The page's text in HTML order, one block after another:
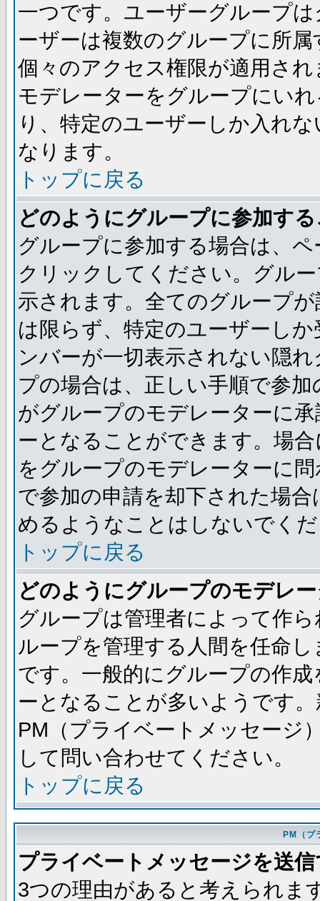
一つです。ユーザーグループ
ーザーは複数のグループに所
個々のアクセス権限が適用さ
モデレーターをグループにい
り、特定のユーザーしか入れ
なります。
トップに戻る
どのようにグループに参加す
グループに参加する場合は、
クリックしてください。グル
示されます。全てのグループ
は限らず、特定のユーザーし
ンバーが一切表示されない隠
プの場合は、正しい手順で参
がグループのモデレーターに
ーとなることができます。場
をグループのモデレーターに
で参加の申請を却下された場
めるようなことはしないでく
トップに戻る
どのようにグループのモデレ
グループは管理者によって作
ループを管理する人間を任命
です。一般的にグループの作
ーとなることが多いようです
PM（プライベートメッセージ
して問い合わせてください。
トップに戻る
PM（プ
プライベートメッセージを送
3つの理由があると考えられま